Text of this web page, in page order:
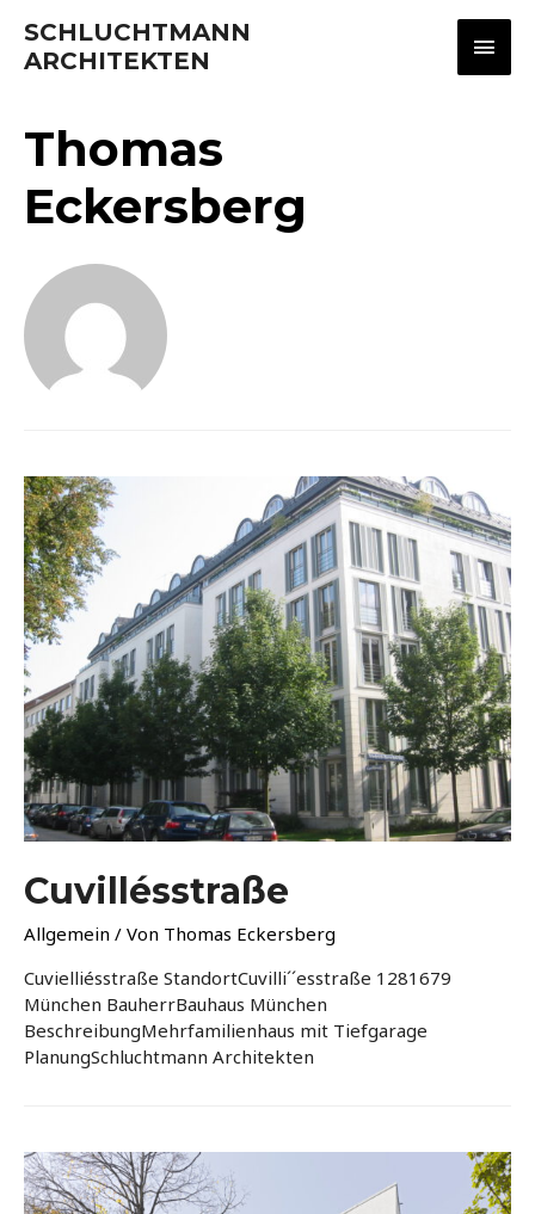
SCHLUCHTMANN
ARCHITEKTEN
Thomas
Eckersberg
Cuvillésstraße
Allgemein / Von Thomas Eckersberg
Cuvielliésstraße StandortCuvilli´´esstraße 1281679
München BauherrBauhaus München
BeschreibungMehrfamilienhaus mit Tiefgarage
PlanungSchluchtmann Architekten